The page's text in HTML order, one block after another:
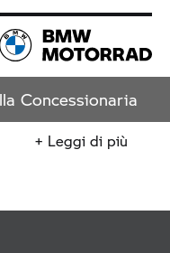
Concessionaria
+ Leggi di più